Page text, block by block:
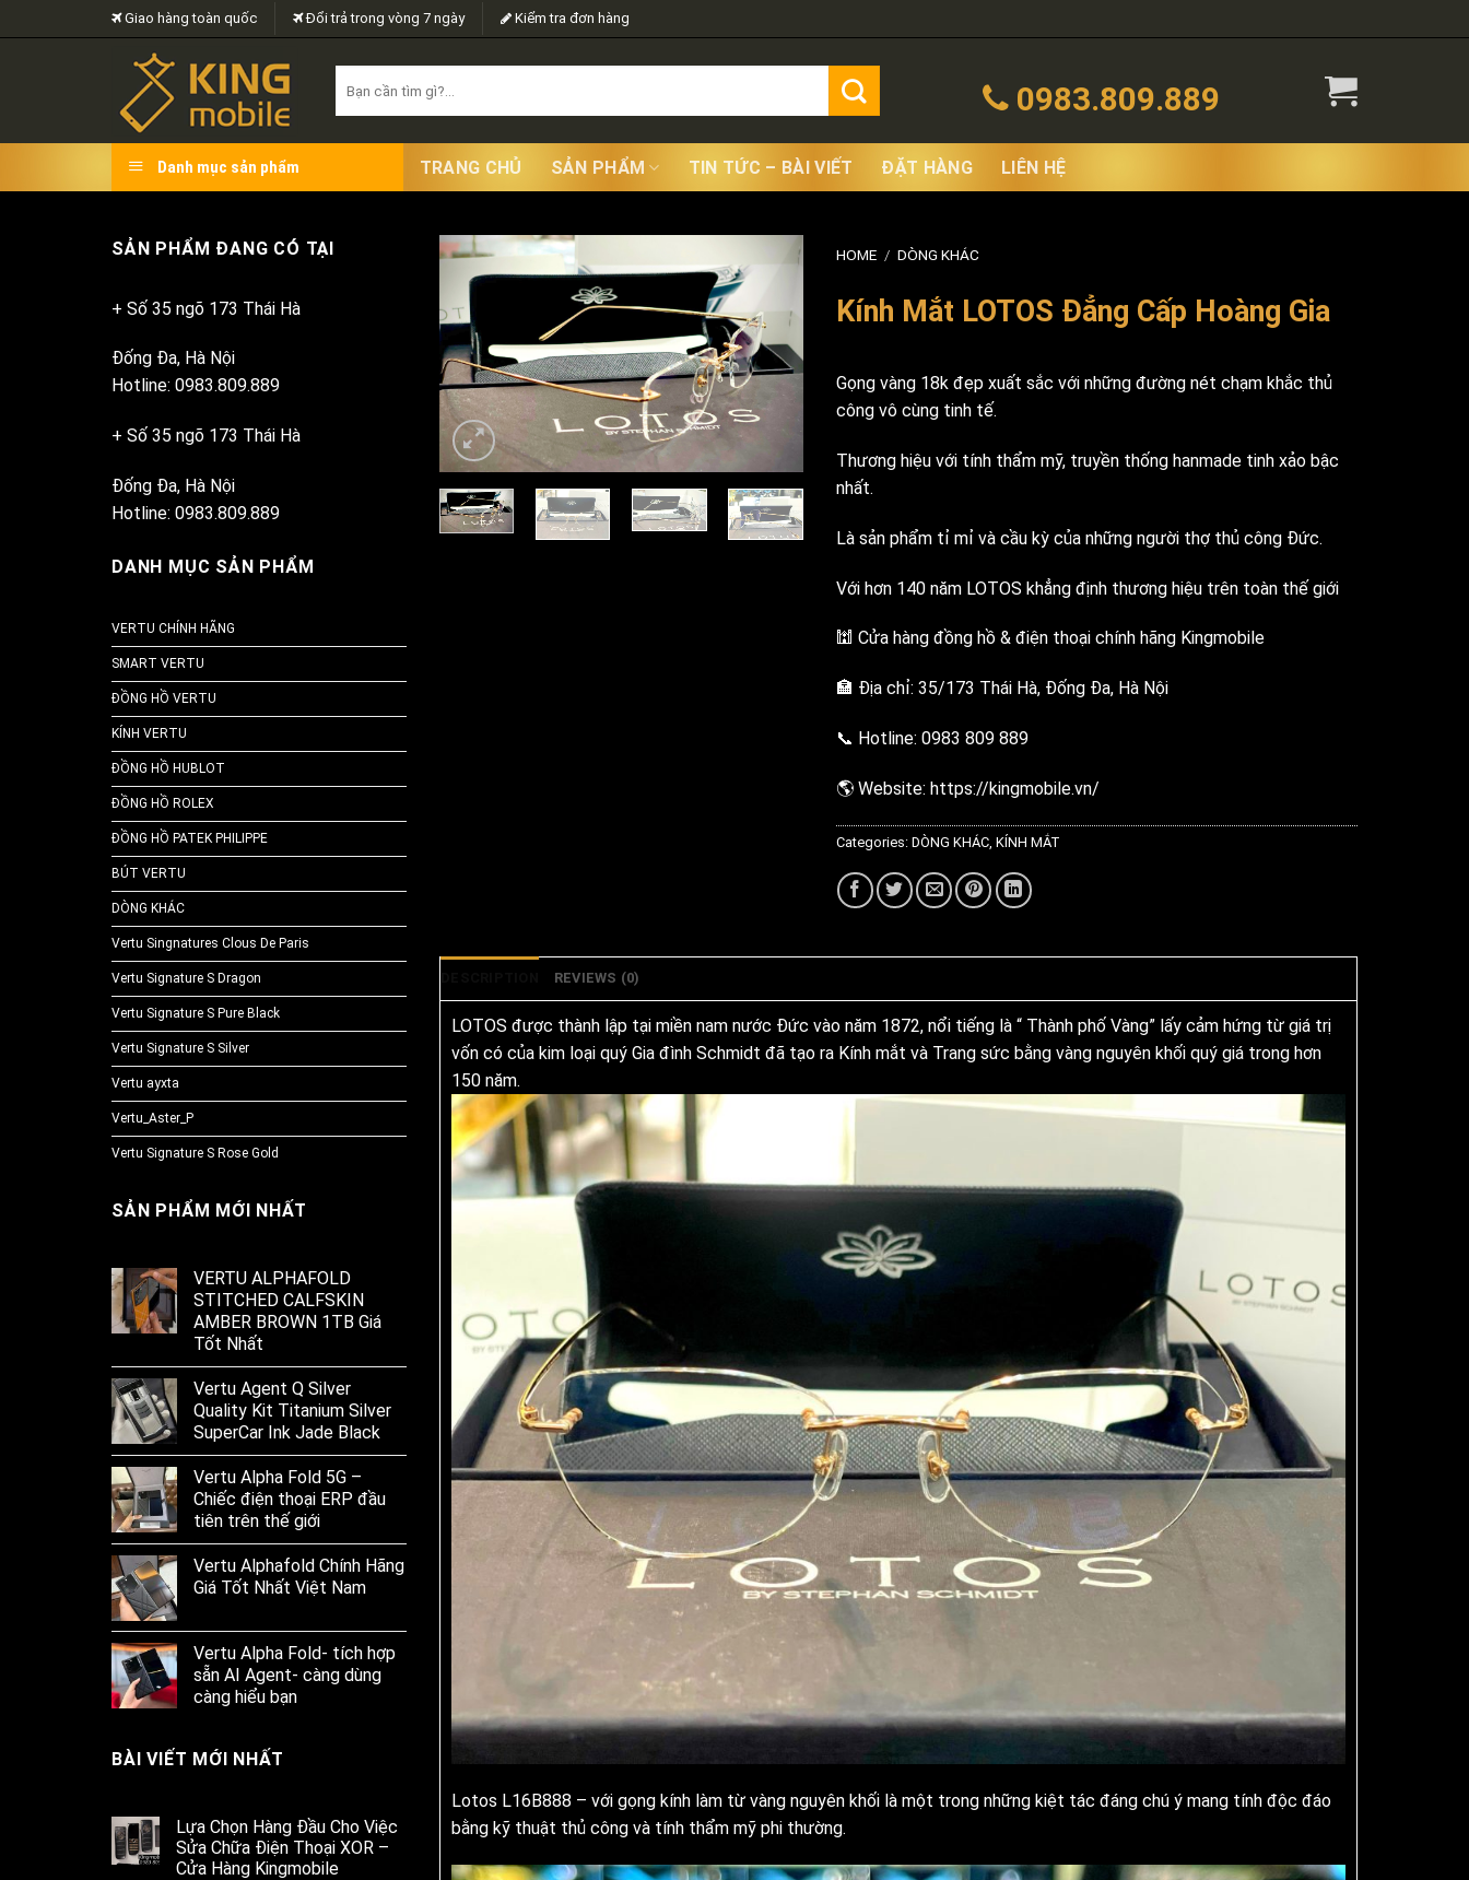
to
Giao hàng toàn quốc Đổi trả trong vòng 7 ngày Kiểm tra đơn hàng
for:
0983.809.889
Danh mục sản phẩm TRANG CHỦ SẢN PHẨM TIN TỨC – BÀI VIẾT ĐẶT HÀNG LIÊN HỆ
SẢN PHẨM ĐANG CÓ TẠI
+ Số 35 ngõ 173 Thái Hà
Đống Đa, Hà Nội
Hotline: 0983.809.889
+ Số 35 ngõ 173 Thái Hà
Đống Đa, Hà Nội
Hotline: 0983.809.889
DANH MỤC SẢN PHẨM
VERTU CHÍNH HÃNG
SMART VERTU
ĐỒNG HỒ VERTU
KÍNH VERTU
ĐỒNG HỒ HUBLOT
ĐỒNG HỒ ROLEX
ĐỒNG HỒ PATEK PHILIPPE
BÚT VERTU
DÒNG KHÁC
Vertu Singnatures Clous De Paris
Vertu Signature S Dragon
Vertu Signature S Pure Black
Vertu Signature S Silver
Vertu ayxta
Vertu_Aster_P
Vertu Signature S Rose Gold
SẢN PHẨM MỚI NHẤT
VERTU ALPHAFOLD
STITCHED CALFSKIN
AMBER BROWN 1TB Giá
Tốt Nhất
Vertu Agent Q Silver
Quality Kit Titanium Silver
SuperCar Ink Jade Black
Vertu Alpha Fold 5G –
Chiếc điện thoại ERP đầu
tiên trên thế giới
Vertu Alphafold Chính Hãng
Giá Tốt Nhất Việt Nam
Vertu Alpha Fold- tích hợp
sẵn AI Agent- càng dùng
càng hiểu bạn
BÀI VIẾT MỚI NHẤT
Lựa Chọn Hàng Đầu Cho Việc
Sửa Chữa Điện Thoại XOR –
Cửa Hàng Kingmobile
HOME / DÒNG KHÁC
Kính Mắt LOTOS Đẳng Cấp Hoàng Gia
Gọng vàng 18k đẹp xuất sắc với những đường nét chạm khắc thủ
công vô cùng tinh tế.
Thương hiệu với tính thẩm mỹ, truyền thống hanmade tinh xảo bậc
nhất.
Là sản phẩm tỉ mỉ và cầu kỳ của những người thợ thủ công Đức.
Với hơn 140 năm LOTOS khẳng định thương hiệu trên toàn thế giới
🕍 Cửa hàng đồng hồ & điện thoại chính hãng Kingmobile
🏣 Địa chỉ: 35/173 Thái Hà, Đống Đa, Hà Nội
📞 Hotline: 0983 809 889
🌎 Website: https://kingmobile.vn/
Categories: DÒNG KHÁC, KÍNH MẮT
REVIEWS (0)
LOTOS được thành lập tại miền nam nước Đức vào năm 1872, nổi tiếng là “ Thành phố Vàng” lấy cảm hứng từ giá trị
vốn có của kim loại quý Gia đình Schmidt đã tạo ra Kính mắt và Trang sức bằng vàng nguyên khối quý giá trong hơn
150 năm.
Lotos L16B888 – với gọng kính làm từ vàng nguyên khối là một trong những kiệt tác đáng chú ý mang tính độc đáo
bằng kỹ thuật thủ công và tính thẩm mỹ phi thường.